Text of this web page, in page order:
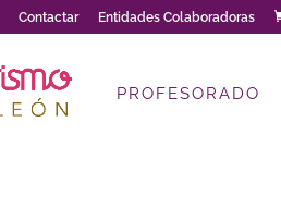
Contactar Entidades Colaboradoras
PROFESORADO